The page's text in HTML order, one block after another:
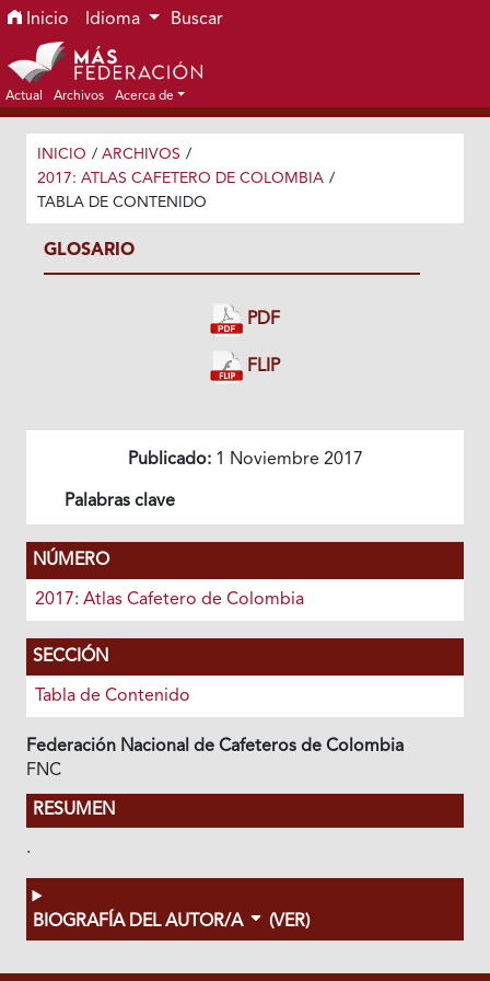
Ir al menú de navegación principal
Ir al contenido principal
Ir al pie de página del sitio
Inicio Idioma Buscar
Actual Archivos Acerca de
INICIO / ARCHIVOS /
2017: ATLAS CAFETERO DE COLOMBIA /
TABLA DE CONTENIDO
GLOSARIO
PDF
FLIP
Publicado:1 Noviembre 2017
Palabras clave
NÚMERO
2017: Atlas Cafetero de Colombia
SECCIÓN
Tabla de Contenido
Federación Nacional de Cafeteros de Colombia
FNC
RESUMEN
.
BIOGRAFÍA DEL AUTOR/A (VER)